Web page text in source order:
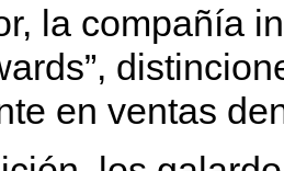
la compañía
en ventas